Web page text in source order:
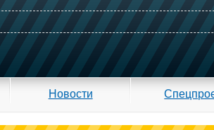
Новости